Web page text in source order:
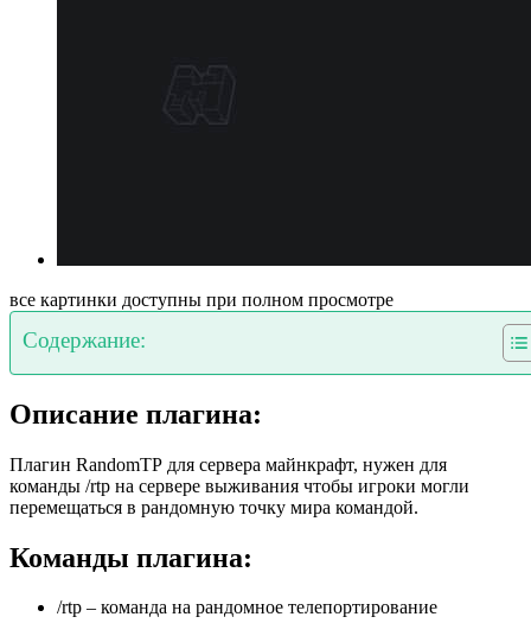
все картинки доступны при полном просмотре
Содержание:
Описание плагина:
Плагин RandomTP для сервера майнкрафт, нужен для
команды /rtp на сервере выживания чтобы игроки могли
перемещаться в рандомную точку мира командой.
Команды плагина:
/rtp – команда на рандомное телепортирование